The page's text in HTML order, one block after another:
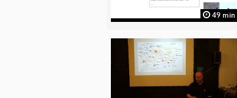
49 min